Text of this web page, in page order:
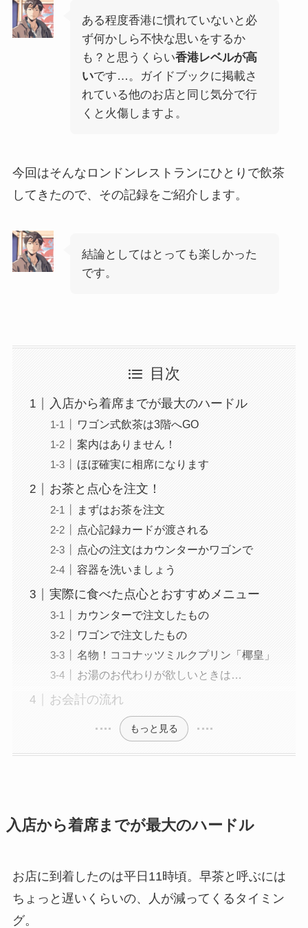
ある程度香港に慣れていないと必
ず何かしら不快な思いをするか
も？と思うくらい香港レベルが高
いです…。ガイドブックに掲載さ
れている他のお店と同じ気分で行
くと火傷しますよ。
今回はそんなロンドンレストランにひとりで飲茶
してきたので、その記録をご紹介します。
結論としてはとっても楽しかった
です。
目次
入店から着席までが最大のハードル
ワゴン式飲茶は3階へGO
案内はありません！
ほぼ確実に相席になります
お茶と点心を注文！
まずはお茶を注文
点心記録カードが渡される
点心の注文はカウンターかワゴンで
容器を洗いましょう
実際に食べた点心とおすすめメニュー
カウンターで注文したもの
ワゴンで注文したもの
名物！ココナッツミルクプリン「椰皇」
お湯のお代わりが欲しいときは…
お会計の流れ
もっと見る
入店から着席までが最大のハードル
お店に到着したのは平日11時頃。早茶と呼ぶには
ちょっと遅いくらいの、人が減ってくるタイミン
グ。